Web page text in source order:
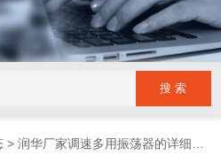
>润华厂家调速多用振荡器的详细参数